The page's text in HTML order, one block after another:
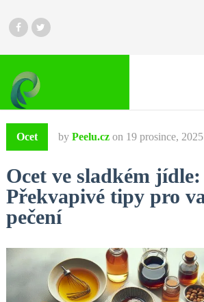
Ocet by Peelu.cz on 19 prosince, 2025
Ocet ve sladkém jídle:
Překvapivé tipy pro
pečení